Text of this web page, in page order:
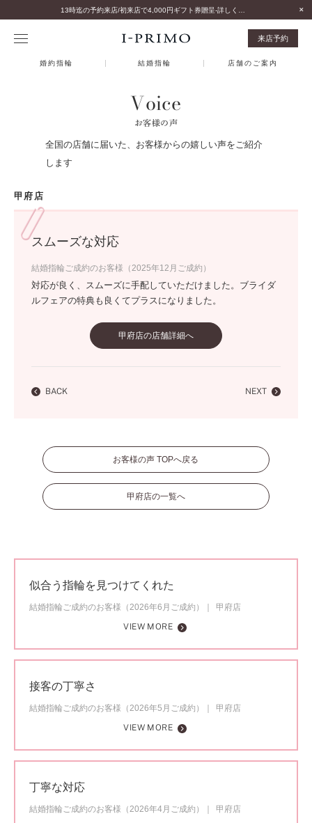
来店予約
婚約指輪 結婚指輪 店舗のご案内
Voice
お客様の声
全国の店舗に届いた、お客様からの嬉しい声をご紹介
します
甲府店
スムーズな対応
結婚指輪ご成約のお客様（2025年12月ご成約）
対応が良く、スムーズに手配していただけました。ブライダ
ルフェアの特典も良くてプラスになりました。
甲府店の店舗詳細へ
BACK NEXT
お客様の声 TOPへ戻る
甲府店の一覧へ
似合う指輪を見つけてくれた
結婚指輪ご成約のお客様（2026年6月ご成約）
甲府店
VIEW MORE
接客の丁寧さ
結婚指輪ご成約のお客様（2026年5月ご成約）
甲府店
VIEW MORE
丁寧な対応
結婚指輪ご成約のお客様（2026年4月ご成約）
甲府店